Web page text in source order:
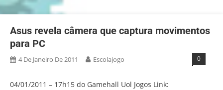
Asus revela câmera que captura movimentos
para PC
4 De Janeiro De 2011 Escolajogo 0
04/01/2011 – 17h15 do Gamehall Uol Jogos Link: